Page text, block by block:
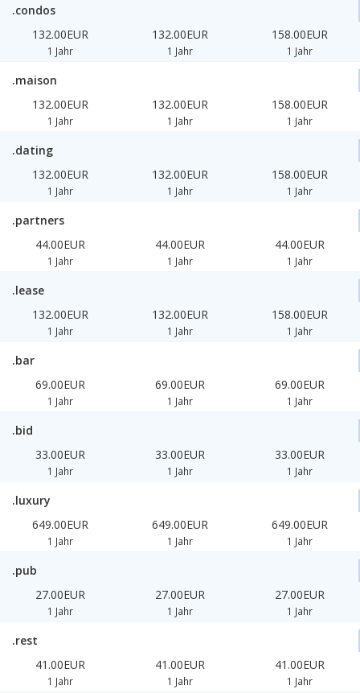
.condos
132.00EUR
1 Jahr
132.00EUR
1 Jahr
158.00EUR
1 Jahr
.maison
132.00EUR
1 Jahr
132.00EUR
1 Jahr
158.00EUR
1 Jahr
.dating
132.00EUR
1 Jahr
132.00EUR
1 Jahr
158.00EUR
1 Jahr
.partners
44.00EUR
1 Jahr
44.00EUR
1 Jahr
44.00EUR
1 Jahr
.lease
132.00EUR
1 Jahr
132.00EUR
1 Jahr
158.00EUR
1 Jahr
.bar
69.00EUR
1 Jahr
69.00EUR
1 Jahr
69.00EUR
1 Jahr
.bid
33.00EUR
1 Jahr
33.00EUR
1 Jahr
33.00EUR
1 Jahr
.luxury
649.00EUR
1 Jahr
649.00EUR
1 Jahr
649.00EUR
1 Jahr
.pub
27.00EUR
1 Jahr
27.00EUR
1 Jahr
27.00EUR
1 Jahr
.rest
41.00EUR
1 Jahr
41.00EUR
1 Jahr
41.00EUR
1 Jahr